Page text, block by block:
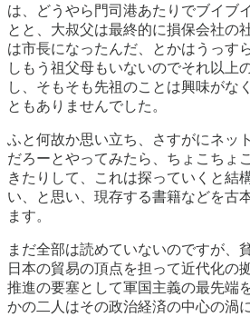
は、どうやら門司港あたりでブイブ
とと、大叔父は最終的に損保会社の
は市長になったんだ、とかはうっす
しもう祖父母もいないのでそれ以上
し、そもそも先祖のことは興味がな
ともありませんでした。
ふと何故か思い立ち、さすがにネッ
だろーとやってみたら、ちょこちょ
きたりして、これは探っていくと結
い、と思い、現存する書籍などを古
ます。
まだ全部は読めていないのですが、
日本の貿易の頂点を担って近代化の
推進の要塞として軍国主義の最先端
かの二人はその政治経済の中心の渦